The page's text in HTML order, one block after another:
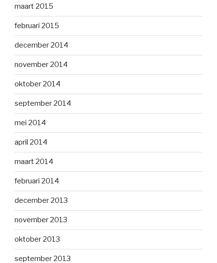
maart 2015
februari 2015
december 2014
november 2014
oktober 2014
september 2014
mei 2014
april 2014
maart 2014
februari 2014
december 2013
november 2013
oktober 2013
september 2013